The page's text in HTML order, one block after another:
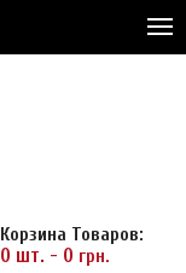
Корзина Товаров:
0 шт. - 0 грн.